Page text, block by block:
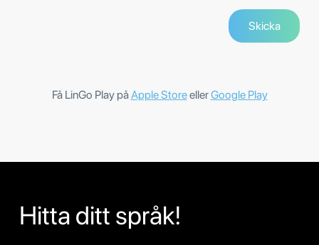
Få LinGo Play påApple StoreellerGoogle Play
Hitta ditt språk!